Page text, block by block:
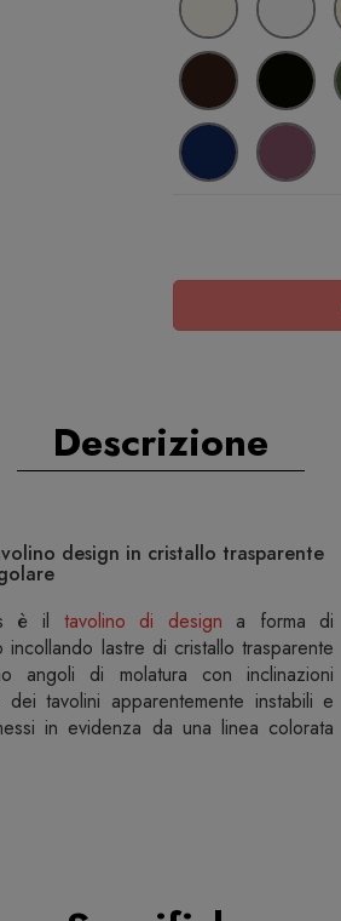
Descrizione
design in cristallo trasparente
è il tavolino di design a forma di
lastre di cristallo trasparente
angoli di molatura con inclinazioni
tavolini apparentemente instabili e
in evidenza da una linea colorata